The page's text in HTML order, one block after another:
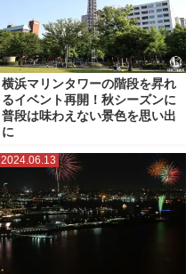
横浜マリンタワーの階段を昇れ
るイベント再開！秋シーズンに
普段は味わえない景色を思い出
に
2024.06.13